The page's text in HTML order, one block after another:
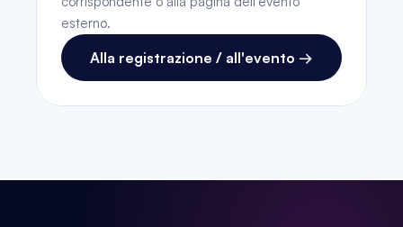
esterno.
Alla registrazione / all'evento →